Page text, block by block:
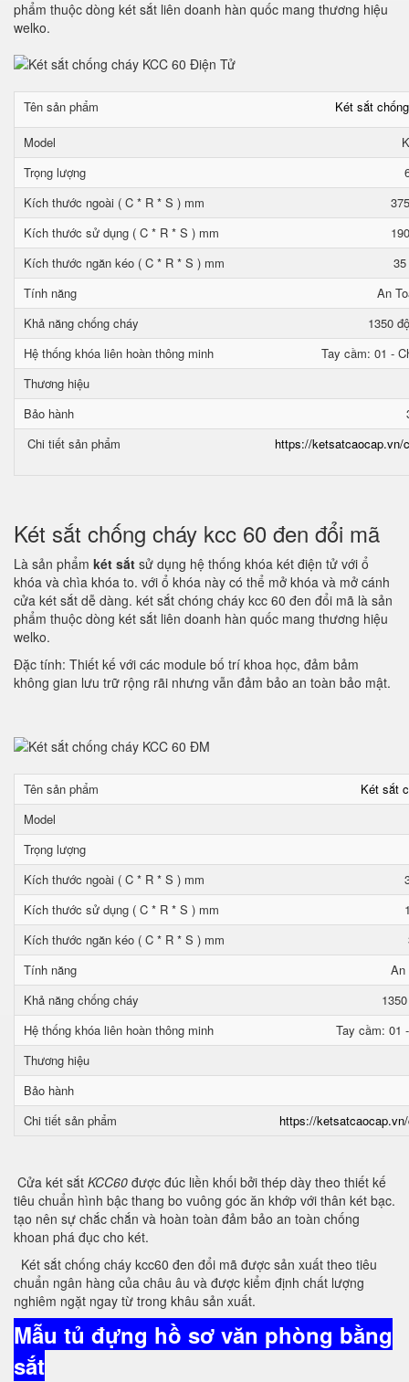
phẩm thuộc dòng két sắt liên doanh hàn quốc mang thương hiệu
welko.
Tên sản phẩm Két sắt
Model
Trọng lượng
Kích thước ngoài ( C * R * S ) mm
Kích thước sử dụng ( C * R * S ) mm
Kích thước ngăn kéo ( C * R * S ) mm
Tính năng
An
Khả năng chống cháy
1350
Hệ thống khóa liên hoàn thông minh
Tay cầm: 01 -
Thương hiệu
Bảo hành
Chi tiết sản phẩm
https://ketsatcaocap.vn/
Két sắt chống cháy kcc 60 đen đổi mã
Là sản phẩm két sắt sử dụng hệ thống khóa két điện tử với ổ
khóa và chìa khóa to. với ổ khóa này có thể mở khóa và mở cánh
cửa két sắt dễ dàng. két sắt chóng cháy kcc 60 đen đổi mã là sản
phẩm thuộc dòng két sắt liên doanh hàn quốc mang thương hiệu
welko.
Đặc tính: Thiết kế với các module bố trí khoa học, đảm bảm
không gian lưu trữ rộng rãi nhưng vẫn đảm bảo an toàn bảo mật.
Tên sản phẩm
Két sắt
Model
Trọng lượng
Kích thước ngoài ( C * R * S ) mm
Kích thước sử dụng ( C * R * S ) mm
Kích thước ngăn kéo ( C * R * S ) mm
Tính năng
An
Khả năng chống cháy
Hệ thống khóa liên hoàn thông minh
Tay cầm: 01
Thương hiệu
Bảo hành
Chi tiết sản phẩm
https://
Cửa két sắt KCC60 được đúc liền khối bởi thép dày theo thiết kế
tiêu chuẩn hình bậc thang bo vuông góc ăn khớp với thân két bạc.
tạo nên sự chắc chắn và hoàn toàn đảm bảo an toàn chống
khoan phá đục cho két.
Két sắt chống cháy kcc60 đen đổi mã được sản xuất theo tiêu
chuẩn ngân hàng của châu âu và được kiểm định chất lượng
nghiêm ngặt ngay từ trong khâu sản xuất.
Mẫu tủ đựng hồ sơ văn phòng bằng
sắt